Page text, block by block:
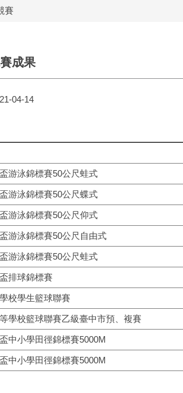
賽
成果
04-14
游泳錦標賽50公尺蛙式
游泳錦標賽50公尺蝶式
游泳錦標賽50公尺仰式
游泳錦標賽50公尺 自由式
游泳錦標賽50公尺蛙式
排球錦標賽
校學生籃球聯賽
學校籃球聯賽乙級臺中市預、複賽
中小學田徑錦標賽5000M
中小學田徑錦標賽5000M